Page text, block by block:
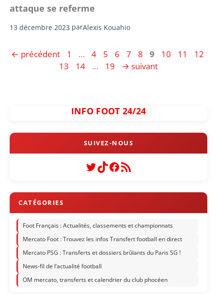
attaque se referme
13 décembre 2023 parAlexis Kouahio
← précédent Page
1 … Page
4 Page
5 Page
6 Page
7 Page
8 Page
9 Page
10 Page
11 Page
12
Page
13 Page
14 … Page
19 → suivant
INFO FOOT 24/24
Twitter
TikTok
Facebook
Flux RSS
Foot Français : Actualités, classements et championnats
Mercato Foot : Trouvez les infos Transfert football en direct
Mercato PSG : Transferts et dossiers brûlants du Paris SG !
News-fil de l’actualité football
OM mercato, transferts et calendrier du club phocéen